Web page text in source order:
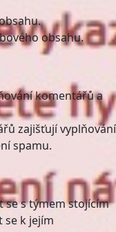
obsahu.
komentářů a
zajišťují vyplňování
spamu.
se s týmem stojícím
se k jejím